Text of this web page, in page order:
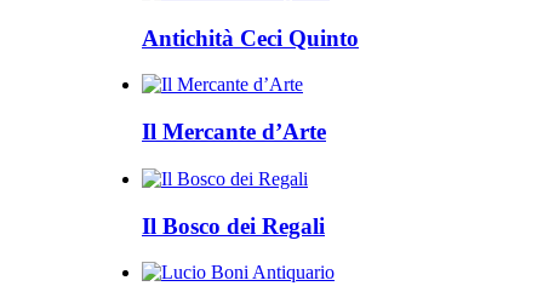
Antichità Ceci Quinto
Il Mercante d’Arte
Il Bosco dei Regali